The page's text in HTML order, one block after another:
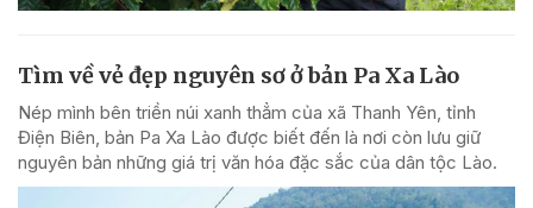
Tìm về vẻ đẹp nguyên sơ ở bản Pa Xa Lào
Nép mình bên triền núi xanh thẳm của xã Thanh Yên, tỉnh
Điện Biên, bản Pa Xa Lào được biết đến là nơi còn lưu giữ
nguyên bản những giá trị văn hóa đặc sắc của dân tộc Lào.